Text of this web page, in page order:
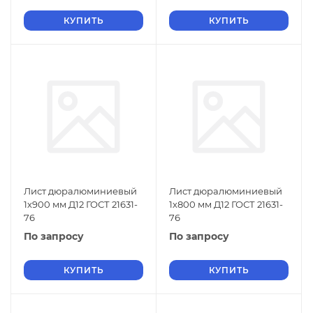
КУПИТЬ КУПИТЬ
Лист дюралюминиевый
1х900 мм Д12 ГОСТ 21631-
76
По запросу
КУПИТЬ
Лист дюралюминиевый
1х800 мм Д12 ГОСТ 21631-
76
По запросу
КУПИТЬ